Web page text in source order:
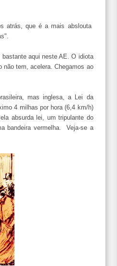
atrás, que é a mais abslouta
aqui neste AE. O idiota
não tem, acelera. Chegamos ao
mas inglesa, a Lei da
4 milhas por hora (6,4 km/h)
absurda lei, um tripulante do
bandeira vermelha. Veja-se a